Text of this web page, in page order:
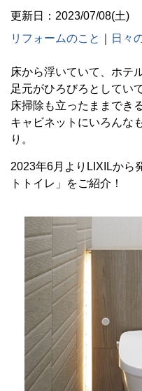
更新日：2023/07/08(土)
リフォームのこと
日々
床から浮いていて、ホテ
足元がひろびろとしてい
床掃除も立ったままでき
キャビネットにいろんな
り。
2023年6月よりLIXILから
トトイレ」をご紹介！